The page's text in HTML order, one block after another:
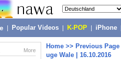
Popular Videos K-POP iPhone
More
Home >> Previous Page
uge Wale | 16.10.2016